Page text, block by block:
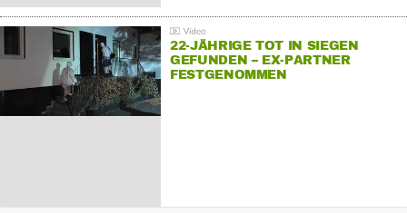
22-JÄHRIGE TOT IN SIEGEN
GEFUNDEN – EX-PARTNER
FESTGENOMMEN